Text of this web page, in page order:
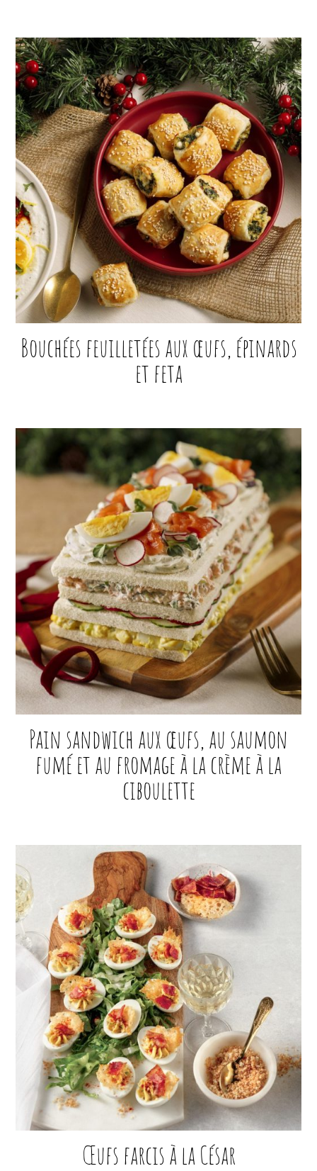
Bouchées feuilletées aux œufs, épinards
et feta
Pain sandwich aux œufs, au saumon
fumé et au fromage à la crème à la
ciboulette
Œufs farcis à la César